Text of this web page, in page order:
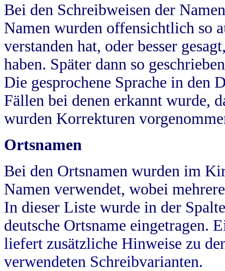
Bei den Schreibweisen der
Namen wurden offensichtlich so
verstanden hat, oder besser
haben. Später dann so
Die gesprochene Sprache in
Fällen bei denen erkannt wurde,
wurden Korrekturen
Ortsnamen
Bei den Ortsnamen wurden im
Namen verwendet, wobei
In dieser Liste wurde in der
deutsche Ortsname eingetragen.
liefert zusätzliche Hinweise zu
verwendeten Schreibvarianten.